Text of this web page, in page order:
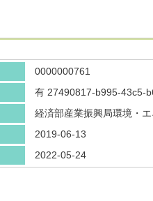
0000000761
有 27490817-b995-43c5-
経済部産業振興局環境・
2019-06-13
2022-05-24